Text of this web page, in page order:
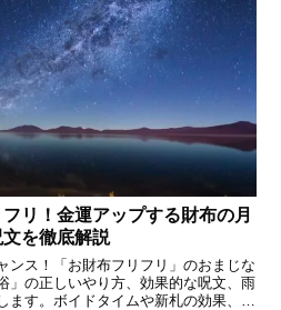
リ！金運アップする財布の月
を徹底解説
ンス！「お財布フリフリ」のおまじな
」の正しいやり方、効果的な呪文、雨
す。ボイドタイムや新札の効果、頂